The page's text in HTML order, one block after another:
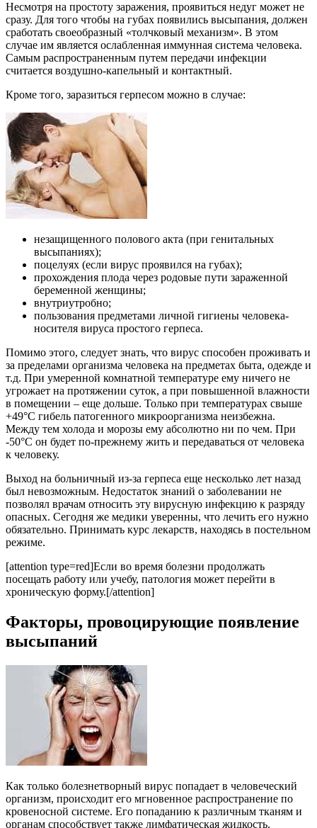
Несмотря на простоту заражения, проявиться недуг может не
сразу. Для того чтобы на губах появились высыпания, должен
сработать своеобразный «толчковый механизм». В этом
случае им является ослабленная иммунная система человека.
Самым распространенным путем передачи инфекции
считается воздушно-капельный и контактный.
Кроме того, заразиться герпесом можно в случае:
незащищенного полового акта (при генитальных
высыпаниях);
поцелуях (если вирус проявился на губах);
прохождения плода через родовые пути зараженной
беременной женщины;
внутриутробно;
пользования предметами личной гигиены человека-
носителя вируса простого герпеса.
Помимо этого, следует знать, что вирус способен проживать и
за пределами организма человека на предметах быта, одежде и
т.д. При умеренной комнатной температуре ему ничего не
угрожает на протяжении суток, а при повышенной влажности
в помещении – еще дольше. Только при температурах свыше
+49°С гибель патогенного микроорганизма неизбежна.
Между тем холода и морозы ему абсолютно ни по чем. При
-50°С он будет по-прежнему жить и передаваться от человека
к человеку.
Выход на больничный из-за герпеса еще несколько лет назад
был невозможным. Недостаток знаний о заболевании не
позволял врачам относить эту вирусную инфекцию к разряду
опасных. Сегодня же медики уверенны, что лечить его нужно
обязательно. Принимать курс лекарств, находясь в постельном
режиме.
[attention type=red]Если во время болезни продолжать
посещать работу или учебу, патология может перейти в
хроническую форму.[/attention]
Факторы, провоцирующие появление
высыпаний
Как только болезнетворный вирус попадает в человеческий
организм, происходит его мгновенное распространение по
кровеносной системе. Его попаданию к различным тканям и
органам способствует также лимфатическая жидкость.